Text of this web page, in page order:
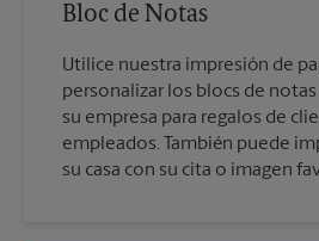
Bloc de Notas
Utilice nuestra impresión de
personalizar los blocs de
su empresa para regalos de
empleados. También puede
su casa con su cita o imagen